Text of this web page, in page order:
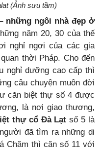
(Ảnh sưu tầm)
những ngôi nhà đẹp ở
năm 20, 30 của thế
nghỉ ngơi của các gia
thời Pháp. Cho đến
nghỉ dưỡng cao cấp thì
câu chuyện muôn đời
căn biệt thự số 4 được
là nơi giao thương,
thự cổ Đà Lạt số 5 là
đã tìm ra những di
Chăm thì căn số 11 với